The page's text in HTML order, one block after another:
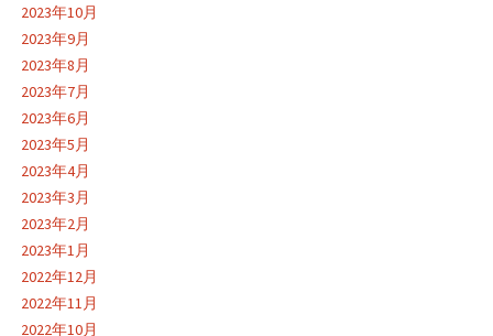
2023年10月
2023年9月
2023年8月
2023年7月
2023年6月
2023年5月
2023年4月
2023年3月
2023年2月
2023年1月
2022年12月
2022年11月
2022年10月